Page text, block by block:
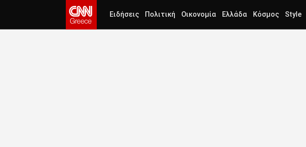
Ειδήσεις Πολιτική Οικονομία Ελλάδα Κόσμος Style